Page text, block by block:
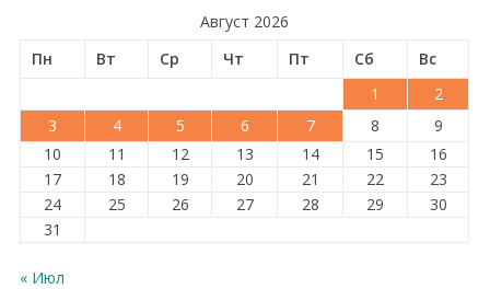
Август 2026
Пн
Вт Ср Чт Пт Сб
Вс
1
2
3
4 5 6 7 8
9
10
11 12 13 14 15
16
17
18 19 20 21 22
23
24
25 26 27 28 29
30
31
« Июл